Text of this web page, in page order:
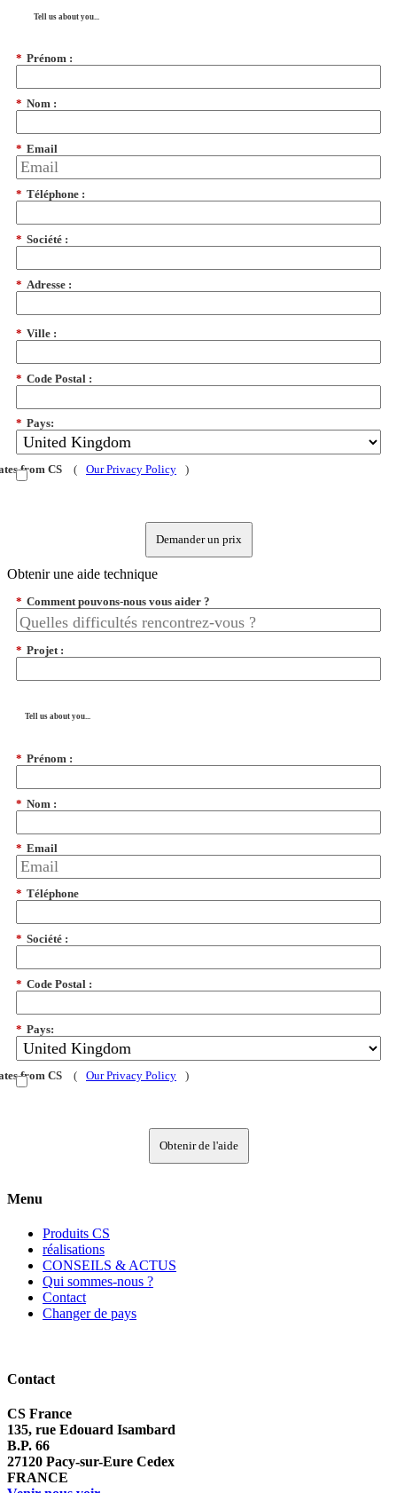
Tell us about you...
* Prénom :
* Nom :
* Email
* Téléphone :
* Société :
* Adresse :
* Ville :
* Code Postal :
* Pays:
from CS ( Our Privacy Policy )
Demander un prix
Obtenir une aide technique
* Comment pouvons-nous vous aider ?
* Projet :
Tell us about you...
* Prénom :
* Nom :
* Email
* Téléphone
* Société :
* Code Postal :
* Pays:
from CS ( Our Privacy Policy )
Obtenir de l'aide
Menu
Produits CS
réalisations
CONSEILS & ACTUS
Qui sommes-nous ?
Contact
Changer de pays
Contact
CS France
135, rue Edouard Isambard
B.P. 66
27120 Pacy-sur-Eure Cedex
FRANCE